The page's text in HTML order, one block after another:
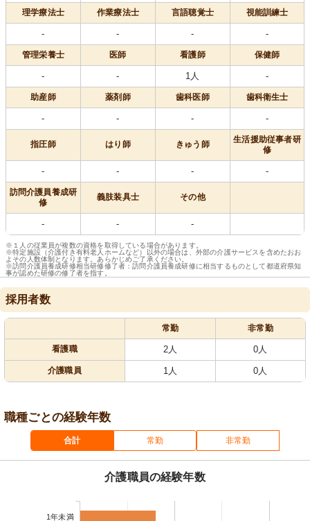
理学療法士 作業療法士 言語聴覚士 視能訓練士
- - - -
管理栄養士 医師 看護師 保健師
- - 1人 -
助産師 薬剤師 歯科医師 歯科衛生士
- - - -
指圧師 はり師 きゅう師
生活援助従事者研
修
- - - -
訪問介護員養成研
修
義肢装具士 その他
- - -
※１人の従業員が複数の資格を取得している場合があります。
※特定施設（介護付き有料老人ホームなど）以外の場合は、外部の介護サービスを含めたおお
よその人数体制となります。あらかじめご了承ください。
※訪問介護員養成研修相当研修修了者：訪問介護員養成研修に相当するものとして都道府県知
事が認めた研修の修了者を指す。
採用者数
常勤 非常勤
看護職 2人 0人
介護職員 1人 0人
職種ごとの経験年数
合計 常勤 非常勤
介護職員の経験年数
1年未満